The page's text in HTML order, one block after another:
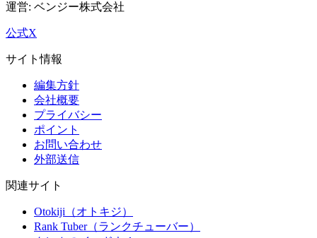
運営: ベンジー株式会社
公式X
サイト情報
編集方針
会社概要
プライバシー
ポイント
お問い合わせ
外部送信
関連サイト
Otokiji（オトキジ）
Rank Tuber（ランクチューバー）